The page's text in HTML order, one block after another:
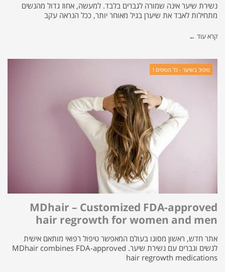
נשירת שיער אינה שמורה לגברים בלבד. למעשה, אחוז גדול מהנשים
מתחילות לאבד את שיערן בגיל מאוחר יותר, ככל הנראה עקב
קרא עוד ←
טיפול בשיער - כל הטיפים !
MDhair – Customized FDA-approved
hair regrowth for women and men
אתר חדש, ראשון מסוגו בעולם המאפשר טיפול רפואי מותאם אישית
לנשים וגברים עם נשירת שיער. MDhair combines FDA-approved
hair regrowth medications